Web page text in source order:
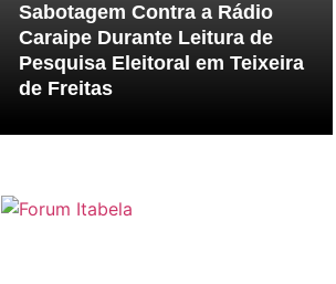
Sabotagem Contra a Rádio
Caraipe Durante Leitura de
Pesquisa Eleitoral em Teixeira
de Freitas